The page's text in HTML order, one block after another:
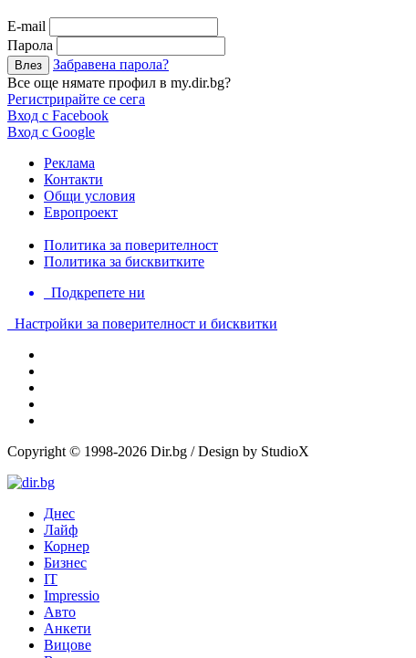
Е-mail
Парола
Забравена парола?
Все още нямате профил в my.dir.bg?
Регистрирайте се сега
Вход с Facebook
Вход с Google
Реклама
Контакти
Общи условия
Европроект
Политика за поверителност
Политика за бисквитките
Подкрепете ни
Настройки за поверителност и бисквитки
Copyright © 1998-2026 Dir.bg / Design by StudioX
Днес
Лайф
Корнер
Бизнес
IT
Impressio
Авто
Анкети
Вицове